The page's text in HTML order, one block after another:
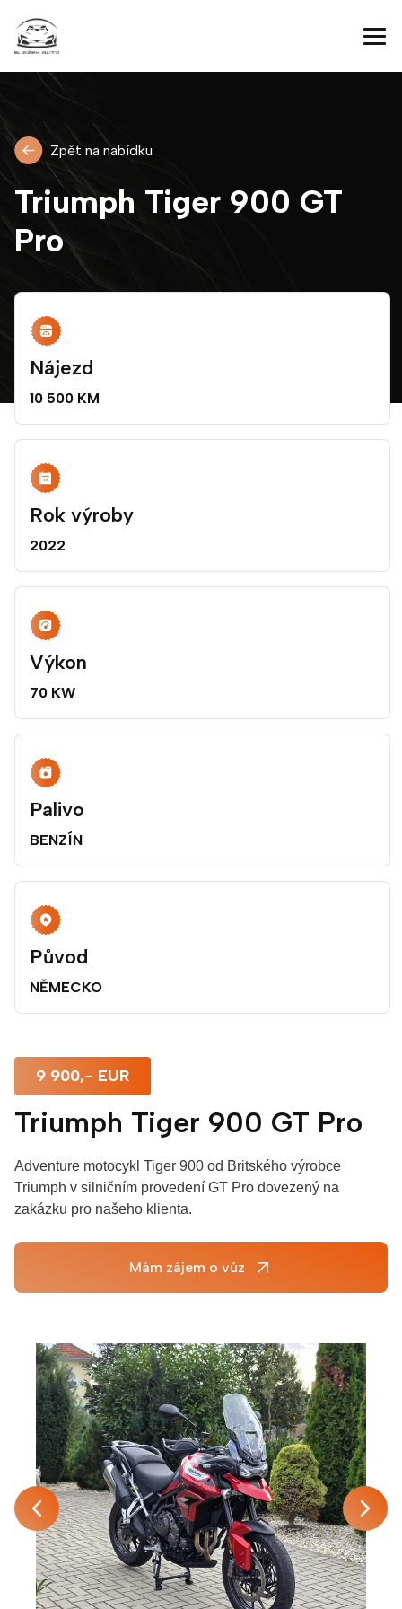
Zpět na nabídku
Triumph Tiger 900 GT
Pro
Nájezd
10 500 KM
Rok výroby
2022
Výkon
70 KW
Palivo
BENZÍN
Původ
NĚMECKO
9 900,- EUR
Triumph Tiger 900 GT Pro
Adventure motocykl Tiger 900 od Britského výrobce
Triumph v silničním provedení GT Pro dovezený na
zakázku pro našeho klienta.
Mám zájem o vůz